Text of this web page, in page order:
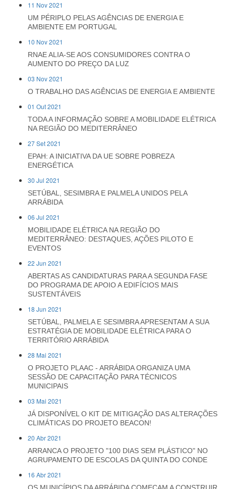
11 Nov 2021
UM PÉRIPLO PELAS AGÊNCIAS DE ENERGIA E
AMBIENTE EM PORTUGAL
10 Nov 2021
RNAE ALIA-SE AOS CONSUMIDORES CONTRA O
AUMENTO DO PREÇO DA LUZ
03 Nov 2021
O TRABALHO DAS AGÊNCIAS DE ENERGIA E AMBIENTE
01 Out 2021
TODA A INFORMAÇÃO SOBRE A MOBILIDADE ELÉTRICA
NA REGIÃO DO MEDITERRÂNEO
27 Set 2021
EPAH: A INICIATIVA DA UE SOBRE POBREZA
ENERGÉTICA
30 Jul 2021
SETÚBAL, SESIMBRA E PALMELA UNIDOS PELA
ARRÁBIDA
06 Jul 2021
MOBILIDADE ELÉTRICA NA REGIÃO DO
MEDITERRÂNEO: DESTAQUES, AÇÕES PILOTO E
EVENTOS
22 Jun 2021
ABERTAS AS CANDIDATURAS PARA A SEGUNDA FASE
DO PROGRAMA DE APOIO A EDIFÍCIOS MAIS
SUSTENTÁVEIS
18 Jun 2021
SETÚBAL, PALMELA E SESIMBRA APRESENTAM A SUA
ESTRATÉGIA DE MOBILIDADE ELÉTRICA PARA O
TERRITÓRIO ARRÁBIDA
28 Mai 2021
O PROJETO PLAAC - ARRÁBIDA ORGANIZA UMA
SESSÃO DE CAPACITAÇÃO PARA TÉCNICOS
MUNICIPAIS
03 Mai 2021
JÁ DISPONÍVEL O KIT DE MITIGAÇÃO DAS ALTERAÇÕES
CLIMÁTICAS DO PROJETO BEACON!
20 Abr 2021
ARRANCA O PROJETO "100 DIAS SEM PLÁSTICO" NO
AGRUPAMENTO DE ESCOLAS DA QUINTA DO CONDE
16 Abr 2021